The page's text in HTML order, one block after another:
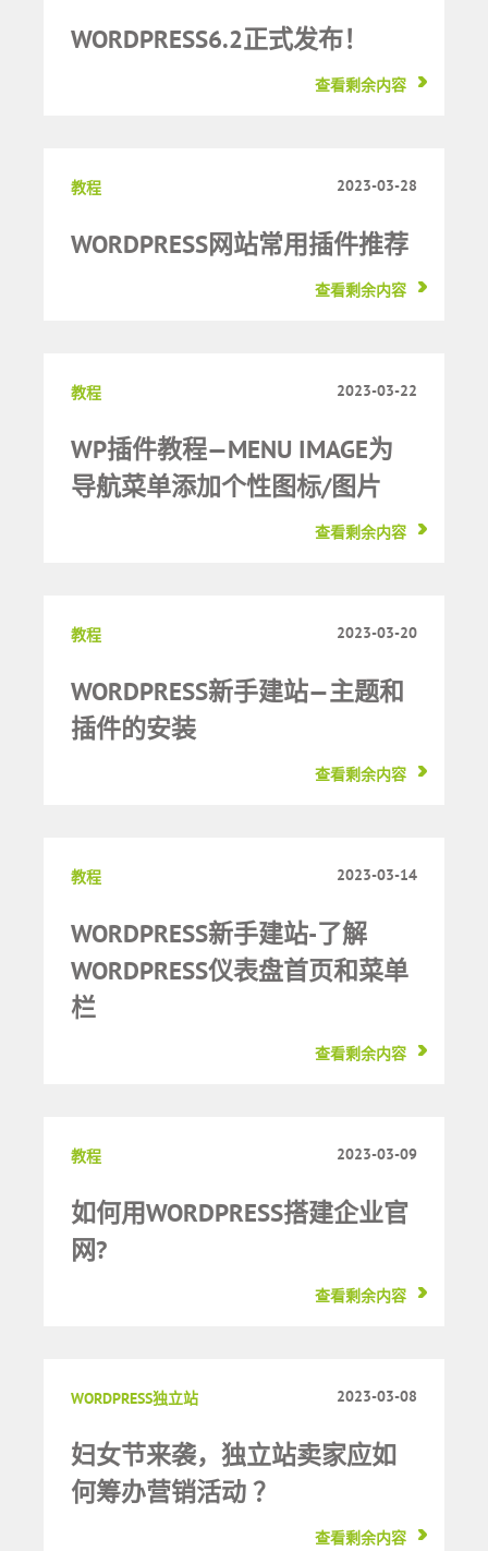
WORDPRESS6.2正式发布！
查看剩余内容
教程 2023-03-28
WORDPRESS网站常用插件推荐
查看剩余内容
教程 2023-03-22
WP插件教程—MENU IMAGE为
导航菜单添加个性图标/图片
查看剩余内容
教程 2023-03-20
WORDPRESS新手建站—主题和
插件的安装
查看剩余内容
教程 2023-03-14
WORDPRESS新手建站-了解
WORDPRESS仪表盘首页和菜单
栏
查看剩余内容
教程 2023-03-09
如何用WORDPRESS搭建企业官
网?
查看剩余内容
WORDPRESS独立站 2023-03-08
妇女节来袭，独立站卖家应如
何筹办营销活动 ？
查看剩余内容